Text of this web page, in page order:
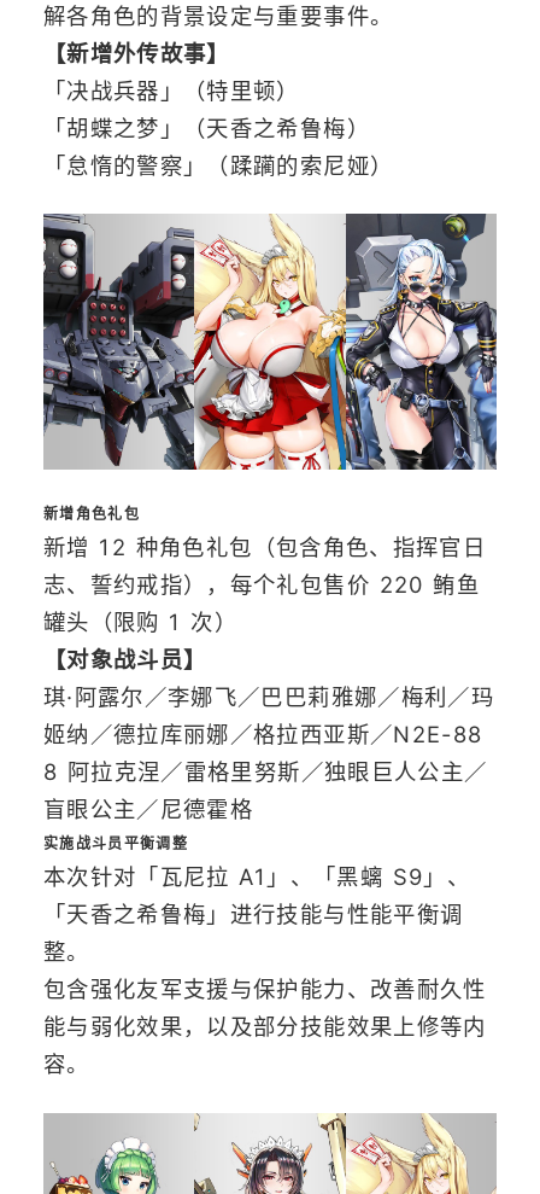
解各角色的背景设定与重要事件。
【新增外传故事】
「决战兵器」（特里顿）
「胡蝶之梦」（天香之希鲁梅）
「怠惰的警察」（蹂躏的索尼娅）
新增角色礼包
新增 12 种角色礼包（包含角色、指挥官日
志、誓约戒指），每个礼包售价 220 鲔鱼
罐头（限购 1 次）
【对象战斗员】
琪·阿露尔／李娜飞／巴巴莉雅娜／梅利／玛
姬纳／德拉库丽娜／格拉西亚斯／N2E-88
8 阿拉克涅／雷格里努斯／独眼巨人公主／
盲眼公主／尼德霍格
实施战斗员平衡调整
本次针对「瓦尼拉 A1」、「黑螭 S9」、
「天香之希鲁梅」进行技能与性能平衡调
整。
包含强化友军支援与保护能力、改善耐久性
能与弱化效果，以及部分技能效果上修等内
容。